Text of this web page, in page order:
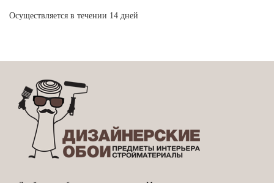
Осуществляется в течении 14 дней